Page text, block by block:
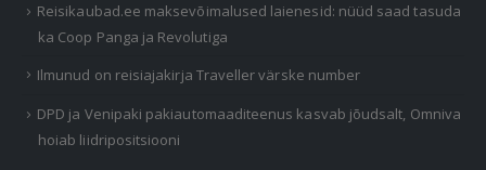
Reisikaubad.ee maksevõimalused laienesid: nüüd saad tasuda
ka Coop Panga ja Revolutiga
Ilmunud on reisiajakirja Traveller värske number
DPD ja Venipaki pakiautomaaditeenus kasvab jõudsalt, Omniva
hoiab liidripositsiooni